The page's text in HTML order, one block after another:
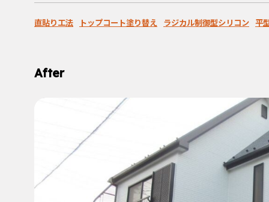
直貼り工法 トップコート塗り替え ラジカル制御型シリコン 平
After